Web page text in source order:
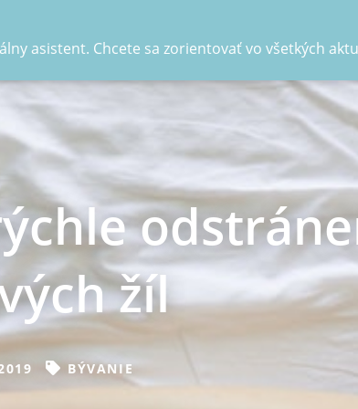
asistent. Chcete sa zorientovať vo všetkých
žíl
BÝVANIE